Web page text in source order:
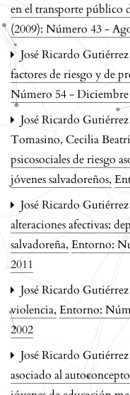
en el transporte público
(2009): Número 43 -
José Ricardo
factores de riesgo y de
Número 54 - Diciembre
José Ricardo
Tomasino, Cecilia
psicosociales de riesgo
jóvenes salvadoreños,
José Ricardo
alteraciones afectivas:
salvadoreña, Entorno:
2011
José Ricardo
violencia, Entorno:
2002
José Ricardo
asociado al